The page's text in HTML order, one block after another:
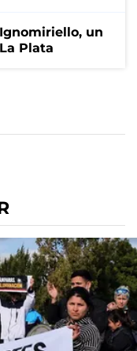
un
Plata